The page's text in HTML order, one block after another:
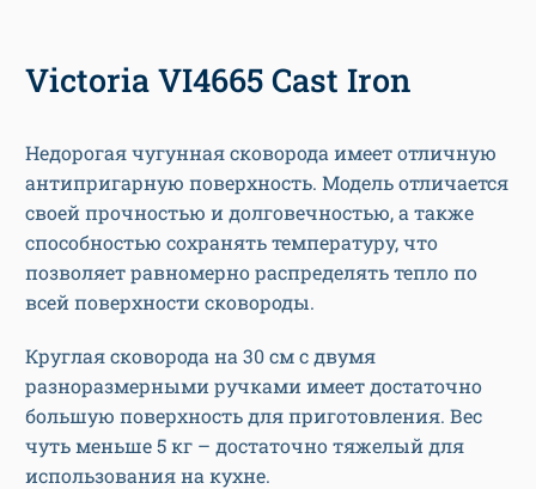
Victoria VI4665 Cast Iron
Недорогая чугунная сковорода имеет отличную
антипригарную поверхность. Модель отличается
своей прочностью и долговечностью, а также
способностью сохранять температуру, что
позволяет равномерно распределять тепло по
всей поверхности сковороды.
Круглая сковорода на 30 см с двумя
разноразмерными ручками имеет достаточно
большую поверхность для приготовления. Вес
чуть меньше 5 кг – достаточно тяжелый для
использования на кухне.